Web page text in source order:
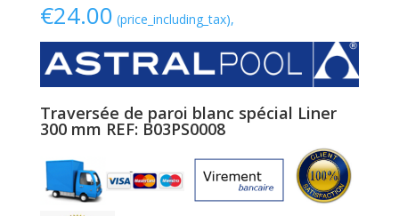
€24.00 (price_including_tax),
Traversée de paroi blanc spécial Liner
300 mm REF: B03PS0008